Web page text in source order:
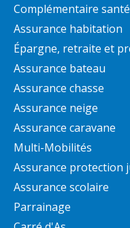
Complémentaire santé
Assurance habitation
Épargne, retraite et
Assurance bateau
Assurance chasse
Assurance neige
Assurance caravane
Multi-Mobilités
Assurance protection
Assurance scolaire
Parrainage